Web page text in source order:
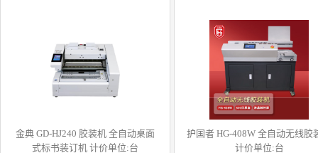
金典 GD-HJ240 胶装机 全自动桌面
式标书装订机 计价单位:台
护国者 HG-408W 全自动无线胶装机
计价单位:台